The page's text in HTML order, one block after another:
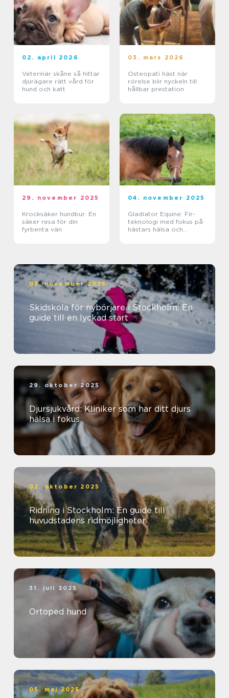
02. april 2026
Veterinär skåne så hittar
djurägare rätt vård för
hund och katt
03. mars 2026
Osteopati häst när
rörelse blir nyckeln till
hållbar prestation
29. november 2025
Krocksäker hundbur: En
säker resa för din
fyrbenta vän
04. november 2025
Gladiator Equine: Fir-
teknologi med fokus på
hästars hälsa och
03. november 2025
Skidskola för nybörjare i Stockholm: En
guide till en lyckad start
29. oktober 2025
Djursjukvård: Kliniker som har ditt djurs
hälsa i fokus
02. oktober 2025
Ridning i Stockholm: En guide till
huvudstadens ridmöjligheter
31. juli 2025
Ortoped hund
05. maj 2025